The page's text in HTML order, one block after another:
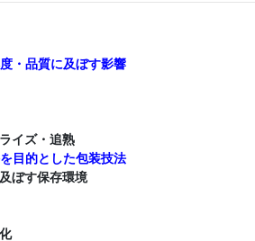
・品質に及ぼす影響
イズ・追熟
目的とした包装技法
ぼす保存環境